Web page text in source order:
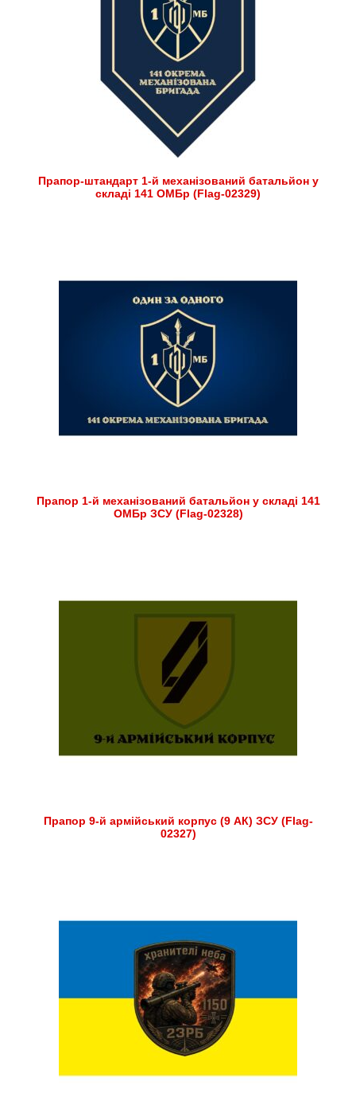
Прапор-штандарт 1-й механізований батальйон у
складі 141 ОМБр (Flag-02329)
Прапор 1-й механізований батальйон у складі 141
ОМБр ЗСУ (Flag-02328)
Прапор 9-й армійський корпус (9 АК) ЗСУ (Flag-
02327)